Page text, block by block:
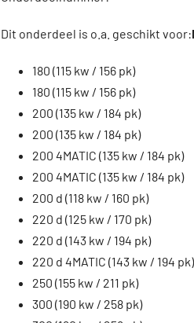
Dit onderdeel is o.a. geschikt voor:
180 (115 kw / 156 pk)
180 (115 kw / 156 pk)
200 (135 kw / 184 pk)
200 (135 kw / 184 pk)
200 4MATIC (135 kw / 184 pk)
200 4MATIC (135 kw / 184 pk)
200 d (118 kw / 160 pk)
220 d (125 kw / 170 pk)
220 d (143 kw / 194 pk)
220 d 4MATIC (143 kw / 194 pk)
250 (155 kw / 211 pk)
300 (190 kw / 258 pk)